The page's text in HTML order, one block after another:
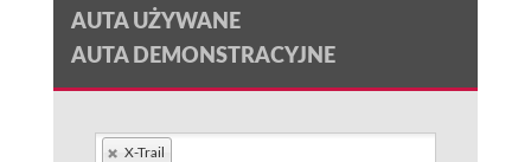
AUTA UŻYWANE
AUTA DEMONSTRACYJNE
X-Trail